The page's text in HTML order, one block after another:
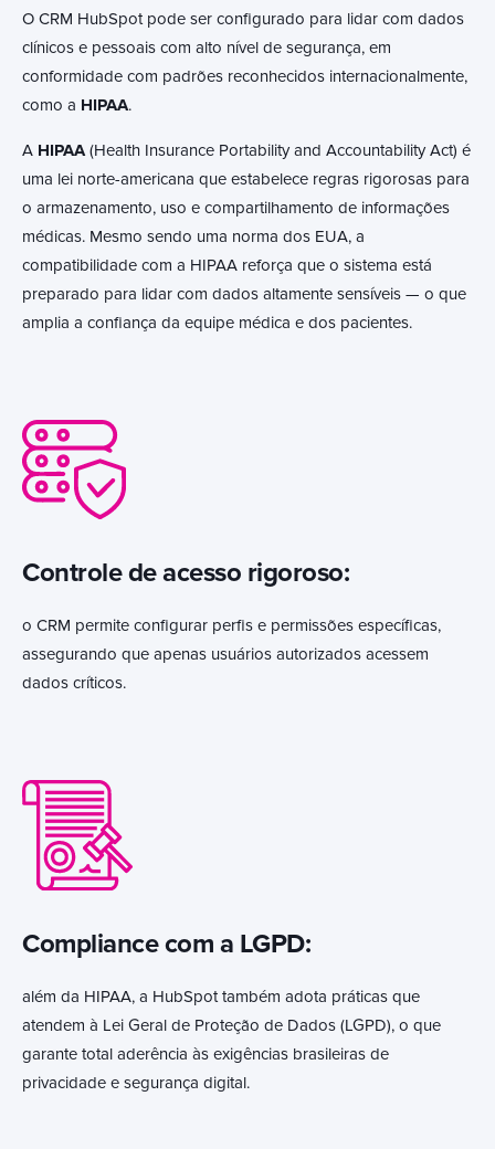
O CRM HubSpot pode ser configurado para lidar com dados
clínicos e pessoais com alto nível de segurança, em
conformidade com padrões reconhecidos internacionalmente,
como a HIPAA.
A HIPAA(Health Insurance Portability and Accountability Act) é
uma lei norte-americana que estabelece regras rigorosas para
o armazenamento, uso e compartilhamento de informações
médicas. Mesmo sendo uma norma dos EUA, a
compatibilidade com a HIPAA reforça que o sistema está
preparado para lidar com dados altamente sensíveis — o que
amplia a confiança da equipe médica e dos pacientes.
Controle de acesso rigoroso:
o CRM permite configurar perfis e permissões específicas,
assegurando que apenas usuários autorizados acessem
dados críticos.
Compliance com a LGPD:
além da HIPAA, a HubSpot também adota práticas que
atendem à Lei Geral de Proteção de Dados (LGPD), o que
garante total aderência às exigências brasileiras de
privacidade e segurança digital.